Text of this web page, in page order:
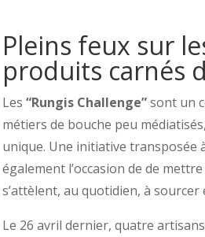
Pleins feux sur
produits carnés
Les“Rungis Challenge”sont un
métiers de bouche peu
unique. Une initiative transposée
également l’occasion de de
s’attèlent, au quotidien, à
Le 26 avril dernier, quatre